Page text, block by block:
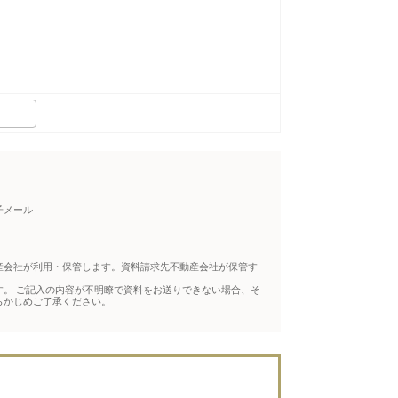
メール
社が利用・保管します。資料請求先不動産会社が保管す
ご記入の内容が不明瞭で資料をお送りできない場合、そ
じめご了承ください。